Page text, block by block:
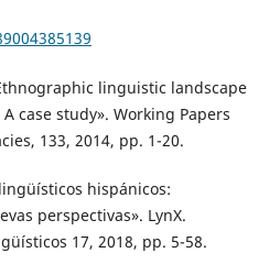
linguistic landscape
case study». Working Papers
133, 2014, pp. 1-20.
hispánicos:
perspectivas». LynX.
17, 2018, pp. 5-58.